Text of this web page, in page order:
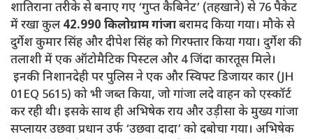
शातिराना तरीके से बनाए गए ‘गुप्त कैबिनेट’ (तहखाने) से 76 पैकेट
में रखा कुल 42.990 किलोग्राम गांजाबरामद किया गया। मौके से
दुर्गेश कुमार सिंह और दीपेश सिंह को गिरफ्तार किया गया। दुर्गेश की
तलाशी में एक ऑटोमैटिक पिस्टल और 4 जिंदा कारतूस मिले।
इनकी निशानदेही पर पुलिस ने एक और स्विफ्ट डिजायर कार (JH
01EQ 5615) को भी जब्त किया, जो गांजा लदे वाहन को एस्कॉर्ट
कर रही थी। इसके साथ ही अभिषेक राय और उड़ीसा के मुख्य गांजा
सप्लायर उछवा प्रधान उर्फ ‘उछवा दादा’ को दबोचा गया। अभिषेक